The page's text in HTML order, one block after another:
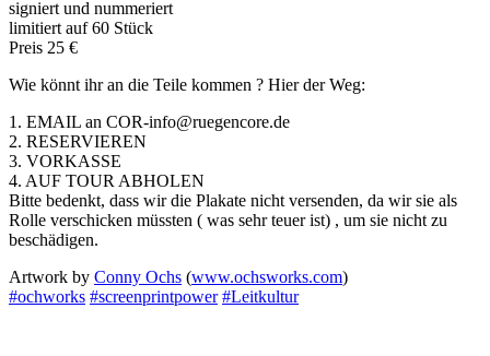
signiert und nummeriert
limitiert auf 60 Stück
Preis 25 €
Wie könnt ihr an die Teile kommen ? Hier der Weg:
1. EMAIL an COR-info@ruegencore.de
2. RESERVIEREN
3. VORKASSE
4. AUF TOUR ABHOLEN
Bitte bedenkt, dass wir die Plakate nicht versenden, da wir sie als
Rolle verschicken müssten ( was sehr teuer ist) , um sie nicht zu
beschädigen.
Artwork by Conny Ochs (www.ochsworks.com)
#ochworks #screenprintpower #Leitkultur